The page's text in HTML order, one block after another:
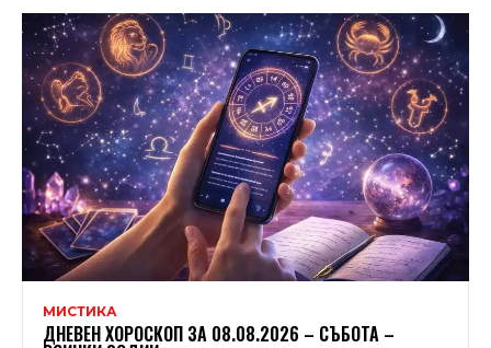
МИСТИКА
ДНЕВЕН ХОРОСКОП ЗА 08.08.2026 – СЪБОТА –